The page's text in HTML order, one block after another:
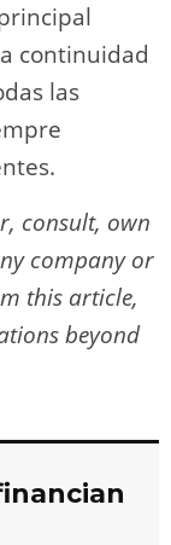
continuidad
las
consult, own
company or
this article,
beyond